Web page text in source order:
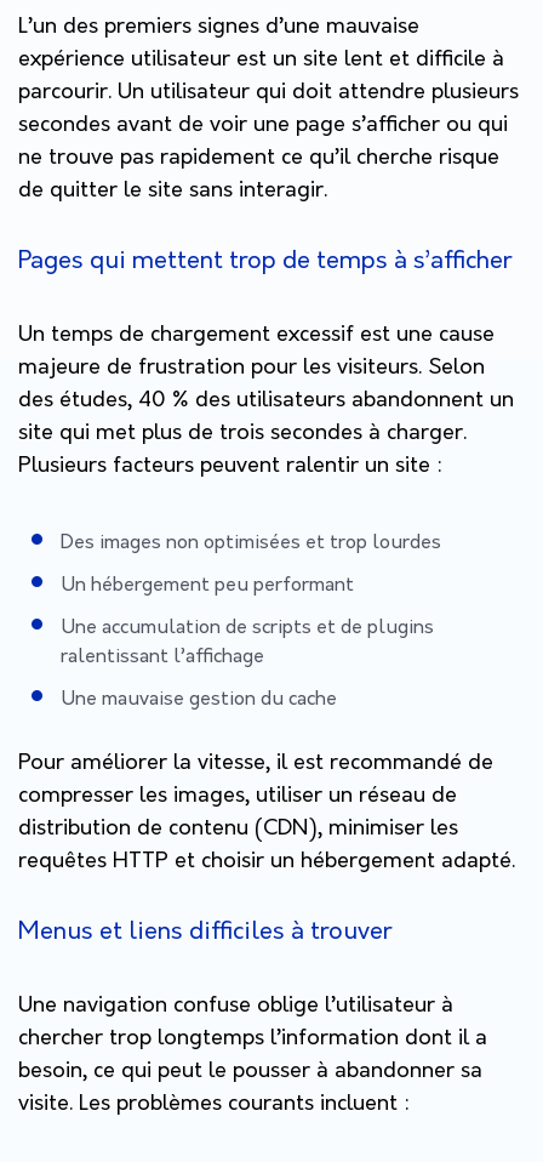
L’un des premiers signes d’une mauvaise
expérience utilisateur est un site lent et difficile à
parcourir. Un utilisateur qui doit attendre plusieurs
secondes avant de voir une page s’afficher ou qui
ne trouve pas rapidement ce qu’il cherche risque
de quitter le site sans interagir.
Pages qui mettent trop de temps à s’afficher
Un temps de chargement excessif est une cause
majeure de frustration pour les visiteurs. Selon
des études, 40 % des utilisateurs abandonnent un
site qui met plus de trois secondes à charger.
Plusieurs facteurs peuvent ralentir un site :
Des images non optimisées et trop lourdes
Un hébergement peu performant
Une accumulation de scripts et de plugins
ralentissant l’affichage
Une mauvaise gestion du cache
Pour améliorer la vitesse, il est recommandé de
compresser les images, utiliser un réseau de
distribution de contenu (CDN), minimiser les
requêtes HTTP et choisir un hébergement adapté.
Menus et liens difficiles à trouver
Une navigation confuse oblige l’utilisateur à
chercher trop longtemps l’information dont il a
besoin, ce qui peut le pousser à abandonner sa
visite. Les problèmes courants incluent :